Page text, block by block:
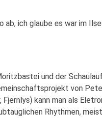
ich glaube es war im
und der
von
Fjernlys) kann man als
Rhythmen,